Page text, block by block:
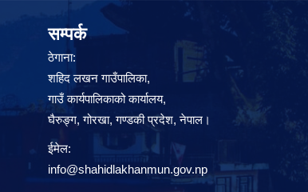
सम्पर्क
ठेगाना:
शहिद लखन गाउँपालिका,
गाउँ कार्यपालिकाको कार्यालय,
घैरुङ्ग, गोरखा, गण्डकी प्रदेश, नेपाल।
ईमेल:
info@shahidlakhanmun.gov.np